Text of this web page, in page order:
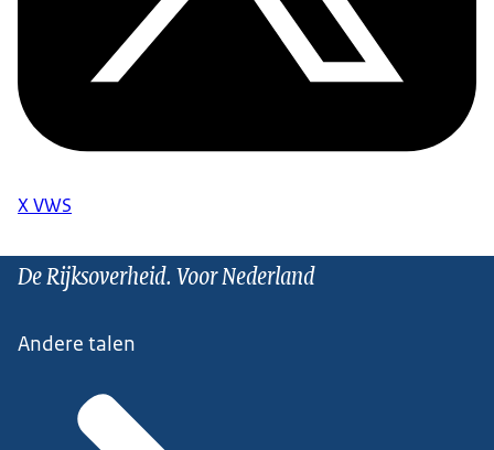
X VWS
De Rijksoverheid. Voor Nederland
Andere talen